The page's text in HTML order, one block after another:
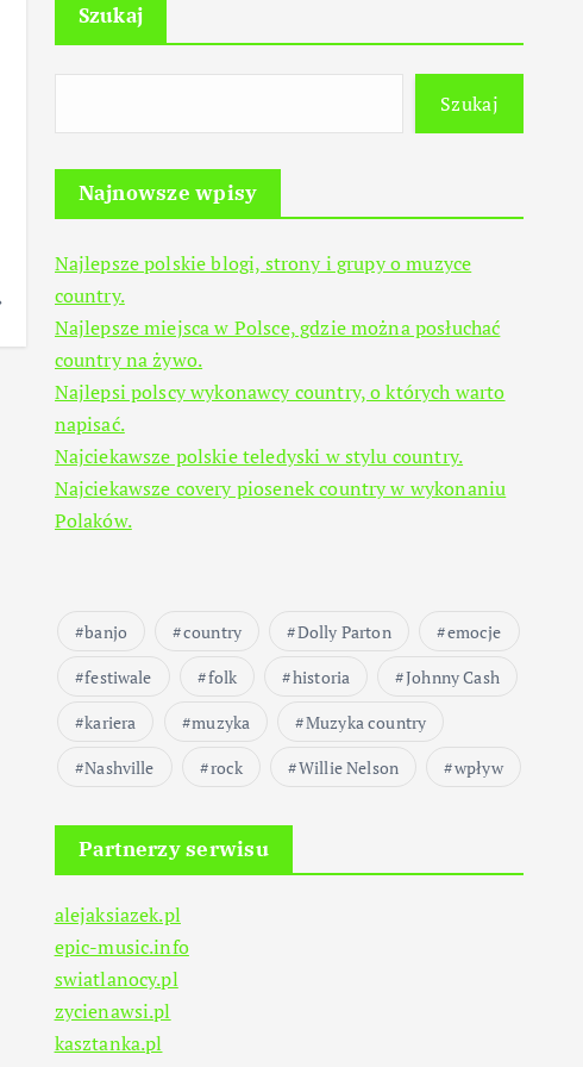
Szukaj
Szukaj
Najnowsze wpisy
Najlepsze polskie blogi, strony i grupy o muzyce
country.
Najlepsze miejsca w Polsce, gdzie można posłuchać
country na żywo.
Najlepsi polscy wykonawcy country, o których warto
napisać.
Najciekawsze polskie teledyski w stylu country.
Najciekawsze covery piosenek country w wykonaniu
Polaków.
banjo country Dolly Parton
emocje
festiwale
folk historia
Johnny Cash
kariera
muzyka
Muzyka country
Nashville
rock Willie Nelson wpływ
Partnerzy serwisu
alejaksiazek.pl
epic-music.info
swiatlanocy.pl
zycienawsi.pl
kasztanka.pl